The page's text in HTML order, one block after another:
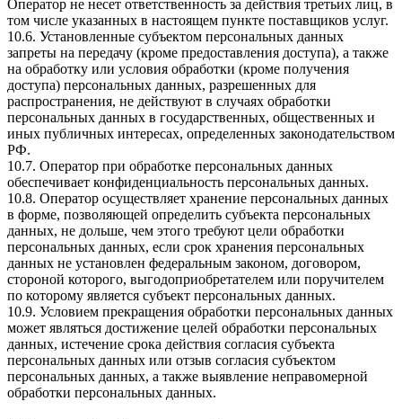
Оператор не несет ответственность за действия третьих лиц, в
том числе указанных в настоящем пункте поставщиков услуг.
10.6. Установленные субъектом персональных данных
запреты на передачу (кроме предоставления доступа), а также
на обработку или условия обработки (кроме получения
доступа) персональных данных, разрешенных для
распространения, не действуют в случаях обработки
персональных данных в государственных, общественных и
иных публичных интересах, определенных законодательством
РФ.
10.7. Оператор при обработке персональных данных
обеспечивает конфиденциальность персональных данных.
10.8. Оператор осуществляет хранение персональных данных
в форме, позволяющей определить субъекта персональных
данных, не дольше, чем этого требуют цели обработки
персональных данных, если срок хранения персональных
данных не установлен федеральным законом, договором,
стороной которого, выгодоприобретателем или поручителем
по которому является субъект персональных данных.
10.9. Условием прекращения обработки персональных данных
может являться достижение целей обработки персональных
данных, истечение срока действия согласия субъекта
персональных данных или отзыв согласия субъектом
персональных данных, а также выявление неправомерной
обработки персональных данных.